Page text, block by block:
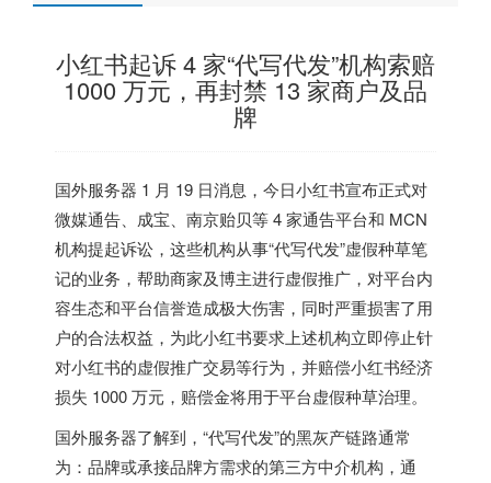
小红书起诉 4 家“代写代发”机构索赔
1000 万元，再封禁 13 家商户及品
牌
国外服务器 1 月 19 日消息，今日小红书宣布正式对
微媒通告、成宝、南京贻贝等 4 家通告平台和 MCN
机构提起诉讼，这些机构从事“代写代发”虚假种草笔
记的业务，帮助商家及博主进行虚假推广，对平台内
容生态和平台信誉造成极大伤害，同时严重损害了用
户的合法权益，为此小红书要求上述机构立即停止针
对小红书的虚假推广交易等行为，并赔偿小红书经济
损失 1000 万元，赔偿金将用于平台虚假种草治理。
国外服务器了解到，“代写代发”的黑灰产链路通常
为：品牌或承接品牌方需求的第三方中介机构，通